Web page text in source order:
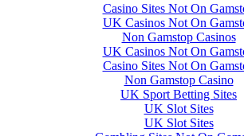
Casino Sites Not On
UK Casinos Not On
Non Gamstop Casinos
UK Casinos Not On
Casino Sites Not On
Non Gamstop Casino
UK Sport Betting Sites
UK Slot Sites
UK Slot Sites